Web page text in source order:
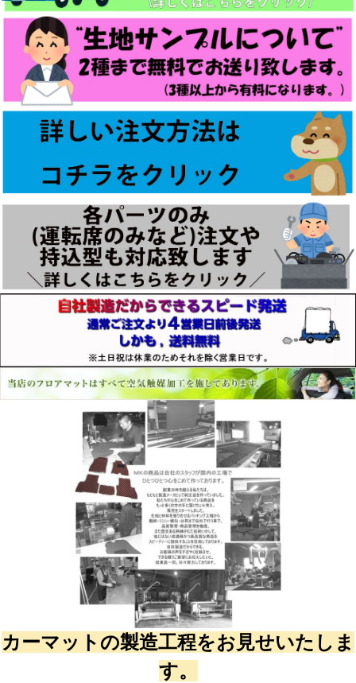
カーマットの製造工程をお見せいたしま
す。